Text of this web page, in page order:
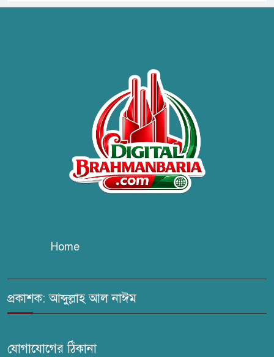
ব্রাহ্মণবাড়িয়ায় তরী বাংলাদেশের
উদ্যোগে বৃক্ষরোপণ ও গাছের চারা
বিতরণ।
কবি জয়দুল হোসেনের
‘পাখপাখালির মিলনমেলা’ গ্রন্থের
প্রকাশনা উৎসব
চুরির দায়ে সুলতানপুরের বোরহান
ঢেউ’র আহবায়ক সোহেল সদস্য
Home
প্রকাশক: আব্দুল্লাহ আল নাঈম
যোগাযোগের ঠিকানা